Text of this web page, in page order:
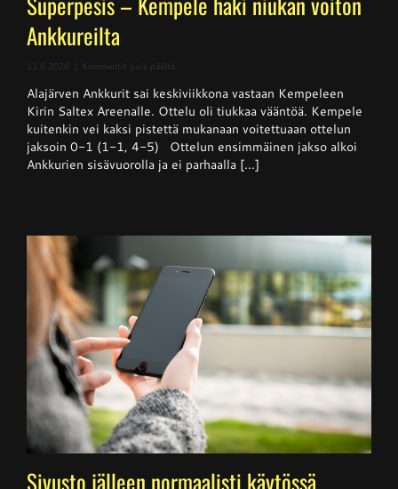
Ankkureilta
11.6.2026 Kommentit pois päältä
–
Kempele
haki
niukan
voiton
Ankkureilta
Alajärven Ankkurit sai keskiviikkona vastaan Kempeleen
Kirin Saltex Areenalle. Ottelu oli tiukkaa vääntöä. Kempele
kuitenkin vei kaksi pistettä mukanaan voitettuaan ottelun
jaksoin 0-1 (1-1, 4-5) Ottelun ensimmäinen jakso alkoi
Ankkurien sisävuorolla ja ei parhaalla [...]
Sivusto jälleen normaalisti käytössä